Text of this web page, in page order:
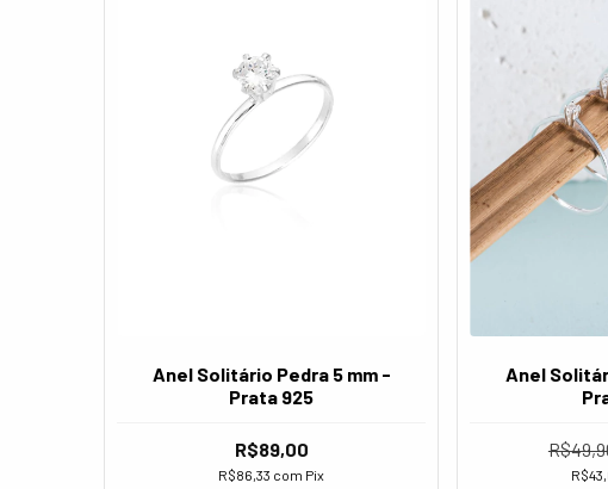
Anel Solitário Pedra 5 mm -
Prata 925
R$89,00
R$86,33 com Pix
Anel